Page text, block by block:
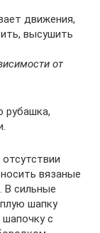
движения,
высушить
от
рубашка,
вязаные
В сильные
шапку
с